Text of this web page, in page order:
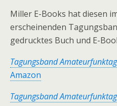
Miller E-Books hat diesen
erscheinenden
gedrucktes Buch und E-
Tagungsband
Amazon
Tagungsband